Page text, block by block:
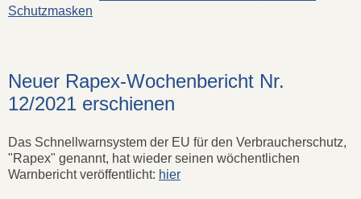
Schutzmasken
Neuer Rapex-Wochenbericht Nr.
12/2021 erschienen
Das Schnellwarnsystem der EU für den Verbraucherschutz,
"Rapex" genannt, hat wieder seinen wöchentlichen
Warnbericht veröffentlicht: hier